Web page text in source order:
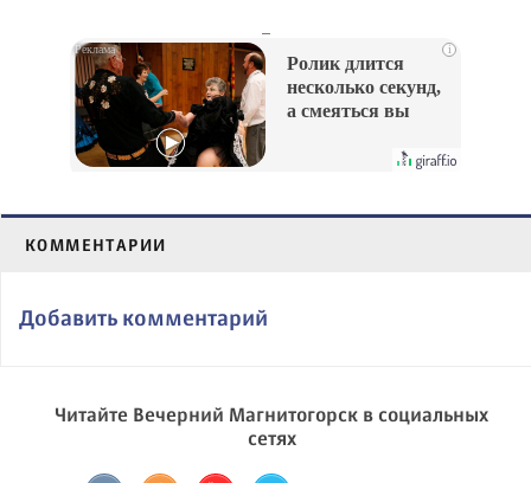
i
Ролик длится
несколько секунд,
а смеяться вы
КОММЕНТАРИИ
Добавить комментарий
Читайте Вечерний Магнитогорск в социальных
сетях